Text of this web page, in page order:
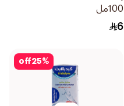
100مل
6
25%
off